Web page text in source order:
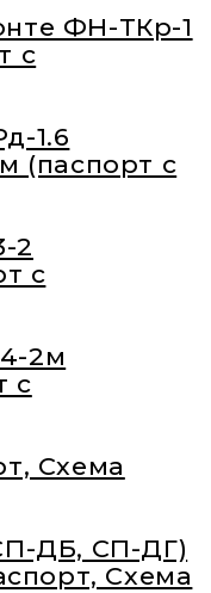
ФН-ТКр-1
с
1.6
(паспорт с
2
с
2м
с
Схема
ДБ, СП-ДГ)
Схема